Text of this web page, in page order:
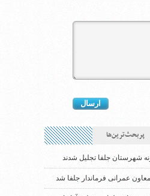
پربحث‌ترین‌ها
شهرستان جلفا تجلیل شدند
عمرانی فرماندار جلفا شد